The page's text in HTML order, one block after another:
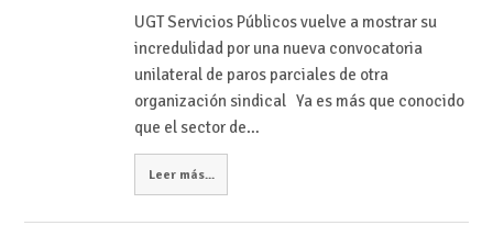
UGT Servicios Públicos vuelve a mostrar su
incredulidad por una nueva convocatoria
unilateral de paros parciales de otra
organización sindical Ya es más que conocido
que el sector de…
Leer más...